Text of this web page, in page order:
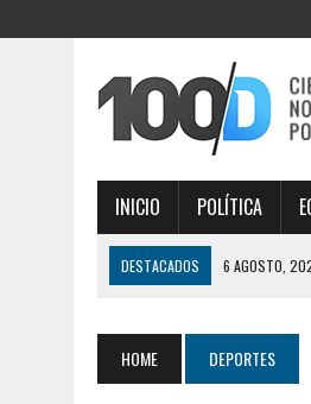
INICIO POLÍTICA
DESTACADOS 6 AGOSTO,
6 AGOSTO, 2026 | TRES
HOME DEPORTES